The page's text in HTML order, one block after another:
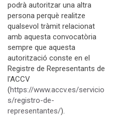
podrà autoritzar una altra
persona perquè realitze
qualsevol tràmit relacionat
amb aquesta convocatòria
sempre que aquesta
autorització conste en el
Registre de Representants de
l'ACCV
(https://www.accv.es/servicio
s/registro-de-
representantes/).